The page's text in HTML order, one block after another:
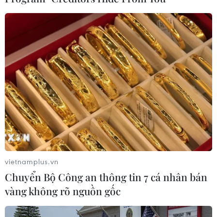
TIN LIÊN QUAN
vietnamplus.vn
Chuyển Bộ Công an thông tin 7 cá nhân bán
vàng không rõ nguồn gốc